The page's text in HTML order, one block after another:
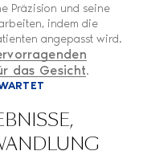
Präzision und seine
indem die
angepasst wird.
das Gesicht.